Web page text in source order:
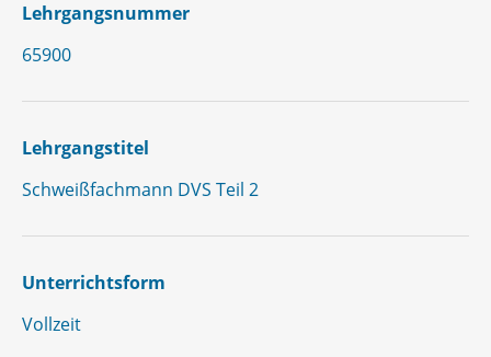
Lehrgangsnummer
65900
Lehrgangstitel
Schweißfachmann DVS Teil 2
Unterrichtsform
Vollzeit